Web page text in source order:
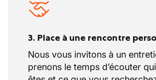
équipe passionnée et soudée,
offrir à leurs clients des solutions
esthétiques et durables. Cette
nourrie par des années de
un savoir-faire en évolution
3. Place à une rencontre
Nous vous invitons à un
prenons le temps d’écouter